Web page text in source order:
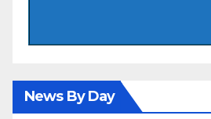
News By Day